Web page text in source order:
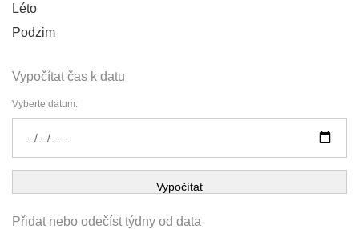
Léto
Podzim
Vypočítat čas k datu
Vyberte datum:
Vypočítat
Přidat nebo odečíst týdny od data